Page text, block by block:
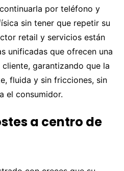
por teléfono y
sin tener que repetir su
retail y servicios están
unificadas que ofrecen una
garantizando que la
fluida y sin fricciones, sin
el consumidor.
a centro de